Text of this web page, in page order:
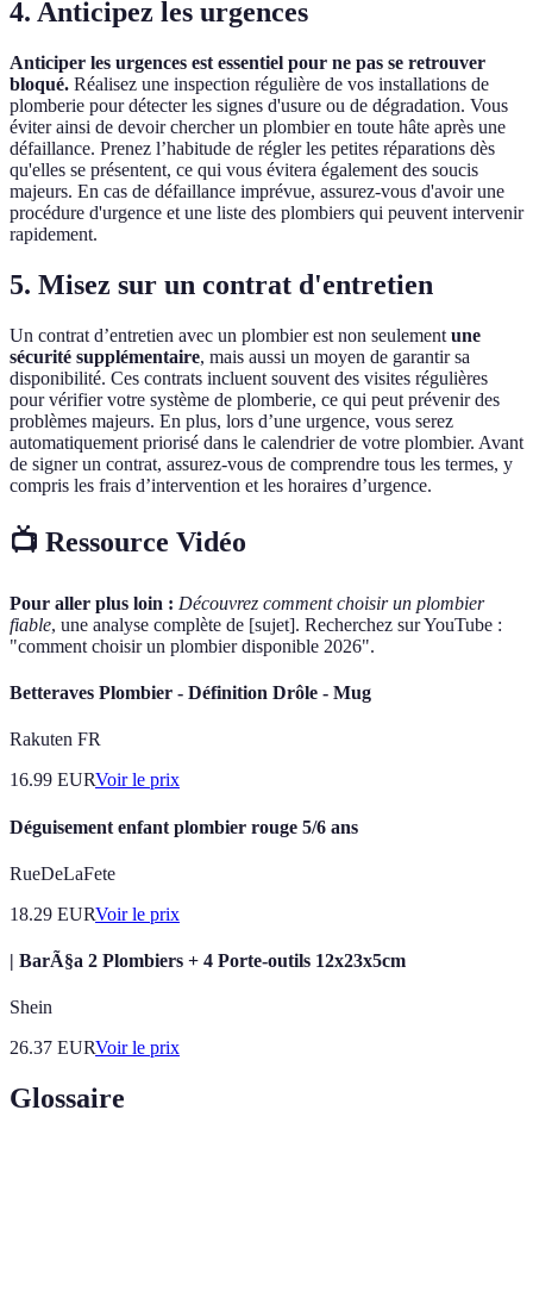
4. Anticipez les urgences
Anticiper les urgences est essentiel pour ne pas se retrouver
bloqué. Réalisez une inspection régulière de vos installations de
plomberie pour détecter les signes d'usure ou de dégradation. Vous
éviter ainsi de devoir chercher un plombier en toute hâte après une
défaillance. Prenez l’habitude de régler les petites réparations dès
qu'elles se présentent, ce qui vous évitera également des soucis
majeurs. En cas de défaillance imprévue, assurez-vous d'avoir une
procédure d'urgence et une liste des plombiers qui peuvent intervenir
rapidement.
5. Misez sur un contrat d'entretien
Un contrat d’entretien avec un plombier est non seulement une
sécurité supplémentaire, mais aussi un moyen de garantir sa
disponibilité. Ces contrats incluent souvent des visites régulières
pour vérifier votre système de plomberie, ce qui peut prévenir des
problèmes majeurs. En plus, lors d’une urgence, vous serez
automatiquement priorisé dans le calendrier de votre plombier. Avant
de signer un contrat, assurez-vous de comprendre tous les termes, y
compris les frais d’intervention et les horaires d’urgence.
📺 Ressource Vidéo
Pour aller plus loin : Découvrez comment choisir un plombier
fiable, une analyse complète de [sujet]. Recherchez sur YouTube :
"comment choisir un plombier disponible 2026".
Betteraves Plombier - Définition Drôle - Mug
Rakuten FR
16.99 EURVoir le prix
Déguisement enfant plombier rouge 5/6 ans
RueDeLaFete
18.29 EURVoir le prix
| BarÃ§a 2 Plombiers + 4 Porte-outils 12x23x5cm
Shein
26.37 EURVoir le prix
Glossaire